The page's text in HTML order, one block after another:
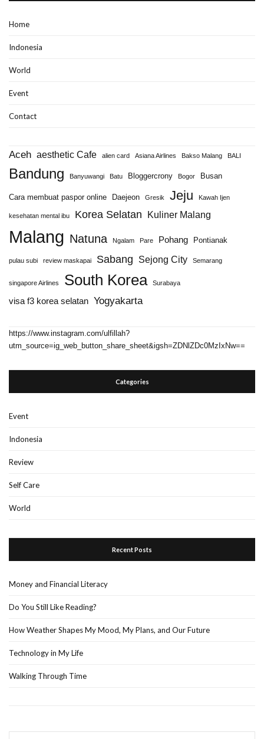
Home
Indonesia
World
Event
Contact
Aceh aesthetic Cafe alien card Asiana Airlines Bakso Malang BALI
Bandung Banyuwangi Batu Bloggercrony Bogor Busan
Cara membuat paspor online Daejeon Gresik Jeju Kawah Ijen
kesehatan mental ibu Korea Selatan Kuliner Malang
Malang Natuna Ngalam Pare Pohang Pontianak
pulau subi review maskapai Sabang Sejong City Semarang
singapore Airlines South Korea Surabaya
visa f3 korea selatan Yogyakarta
https://www.instagram.com/ulfillah?
utm_source=ig_web_button_share_sheet&igsh=ZDNlZDc0MzIxNw==
Categories
Event
Indonesia
Review
Self Care
World
Recent Posts
Money and Financial Literacy
Do You Still Like Reading?
How Weather Shapes My Mood, My Plans, and Our Future
Technology in My Life
Walking Through Time